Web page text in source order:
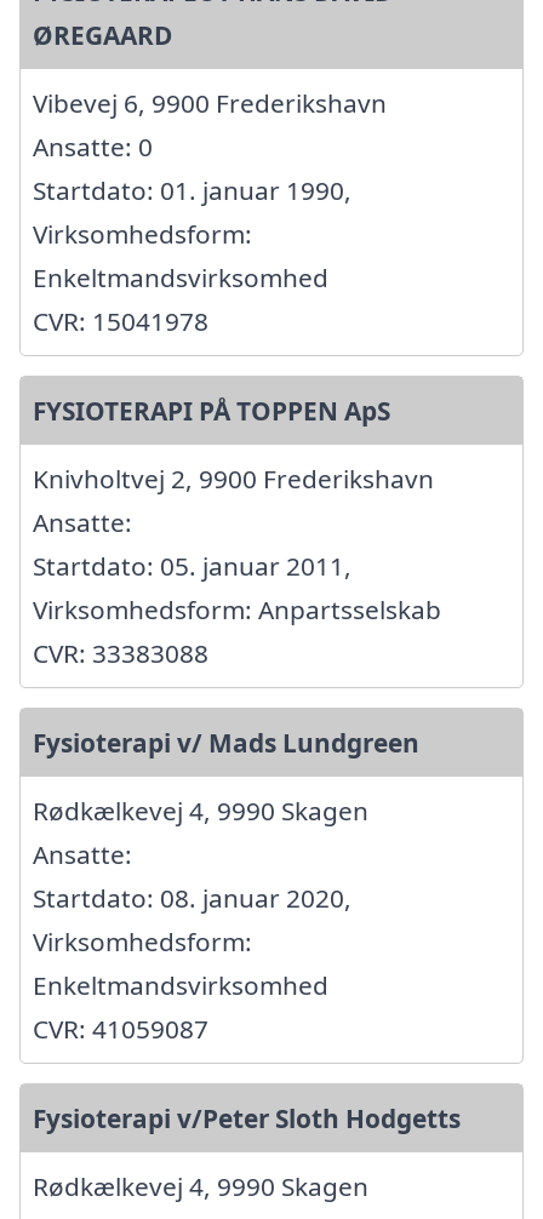
ØREGAARD
Vibevej 6, 9900 Frederikshavn
Ansatte: 0
Startdato: 01. januar 1990,
Virksomhedsform:
Enkeltmandsvirksomhed
CVR: 15041978
FYSIOTERAPI PÅ TOPPEN ApS
Knivholtvej 2, 9900 Frederikshavn
Ansatte:
Startdato: 05. januar 2011,
Virksomhedsform: Anpartsselskab
CVR: 33383088
Fysioterapi v/ Mads Lundgreen
Rødkælkevej 4, 9990 Skagen
Ansatte:
Startdato: 08. januar 2020,
Virksomhedsform:
Enkeltmandsvirksomhed
CVR: 41059087
Fysioterapi v/Peter Sloth Hodgetts
Rødkælkevej 4, 9990 Skagen